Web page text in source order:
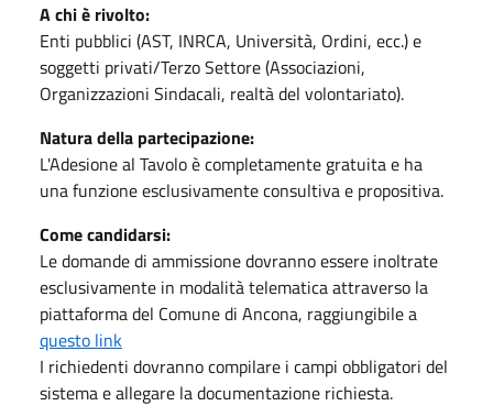
A chi è rivolto:
Enti pubblici (AST, INRCA, Università, Ordini, ecc.) e
soggetti privati/Terzo Settore (Associazioni,
Organizzazioni Sindacali, realtà del volontariato).
Natura della partecipazione:
L'Adesione al Tavolo è completamente gratuita e ha
una funzione esclusivamente consultiva e propositiva.
Come candidarsi:
Le domande di ammissione dovranno essere inoltrate
esclusivamente in modalità telematica attraverso la
piattaforma del Comune di Ancona, raggiungibile a
questo link
I richiedenti dovranno compilare i campi obbligatori del
sistema e allegare la documentazione richiesta.